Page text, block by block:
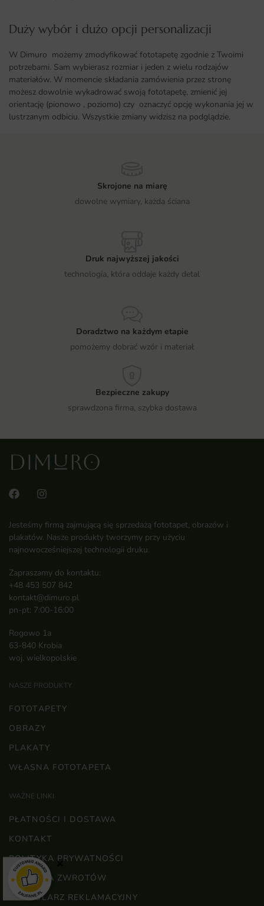
Duży wybór i dużo opcji personalizacji ​
W Dimuro możemy zmodyfikować fototapetę zgodnie z Twoimi
potrzebami. Sam wybierasz rozmiar i jeden z wielu rodzajów
materiałów. W momencie składania zamówienia przez stronę
możesz dowolnie wykadrować swoją fototapetę, zmienić jej
orientację (pionowo , poziomo) czy oznaczyć opcję wykonania jej w
lustrzanym odbiciu. Wszystkie zmiany widzisz na podglądzie.
Skrojone na miarę
dowolne wymiary, każda ściana
Druk najwyższej jakości
technologia, która oddaje każdy detal
Doradztwo na każdym etapie
pomożemy dobrać wzór i materiał
Bezpieczne zakupy
sprawdzona firma, szybka dostawa
Jesteśmy firmą zajmującą się sprzedażą fototapet, obrazów i
plakatów. Nasze produkty tworzymy przy użyciu
najnowocześniejszej technologii druku.
Zapraszamy do kontaktu:
+48 453 507 842
kontakt@dimuro.pl
pn-pt: 7:00-16:00
Rogowo 1a
63-840 Krobia
woj. wielkopolskie
NASZE PRODUKTY
FOTOTAPETY
OBRAZY
PLAKATY
WŁASNA FOTOTAPETA
WAŻNE LINKI
PŁATNOŚCI I DOSTAWA
KONTAKT
POLITYKA PRYWATNOŚCI
POLITYKA ZWROTÓW
FORMULARZ REKLAMACYJNY
×